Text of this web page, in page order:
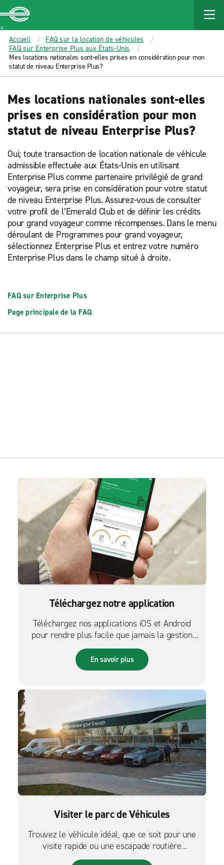
MAIN
CONTENT
Enterprise
Accueil
FAQ sur la location de véhicules
FAQ sur Enterprise Plus aux États-Unis
Mes locations nationales sont-elles prises en considération pour mon
statut de niveau Enterprise Plus?
Mes locations nationales sont-elles
prises en considération pour mon
statut de niveau Enterprise Plus?
Oui; toute transaction de location nationale de véhicule
admissible effectuée aux États-Unis en utilisant
Enterprise Plus comme partenaire privilégié de grand
voyageur, sera prise en considération pour votre statut
de niveau Enterprise Plus. Assurez-vous de consulter
votre profil de l’Emerald Club et de définir les crédits
pour grand voyageur comme récompenses. Dans le menu
déroulant de Programmes pour grand voyageur,
sélectionnez Enterprise Plus et entrez votre numéro
Enterprise Plus dans le champ situé à droite.
FAQ sur Enterprise Plus
Page principale de la FAQ
Téléchargez notre application
Téléchargez nos applications iOS et Android
pour rendre plus facile que jamais la gestion
des réservations sur le pouce.
En savoir plus
Visiter le parc de Véhicules
Trouvez le véhicule idéal, que ce soit pour une
visite rapide ou une escapade routière
palpitante.